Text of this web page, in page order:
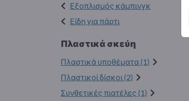
Εξοπλισμός κάμπινγκ
Είδη για πάρτι
Πλαστικά σκεύη
Πλαστικά υποθέματα (1)
Πλαστικοί δίσκοι (2)
Συνθετικές πιατέλες (1)